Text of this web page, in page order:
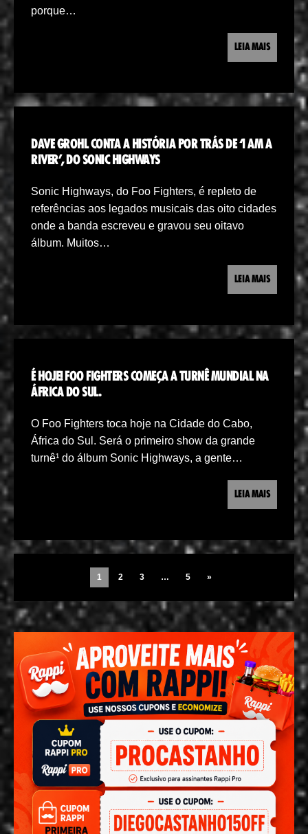
porque…
LEIA MAIS
DAVE GROHL CONTA A HISTÓRIA POR TRÁS DE ‘I AM A
RIVER’, DO SONIC HIGHWAYS
Sonic Highways, do Foo Fighters, é repleto de
referências aos legados musicais das oito cidades
onde a banda escreveu e gravou seu oitavo
álbum. Muitos…
LEIA MAIS
É HOJE! FOO FIGHTERS COMEÇA A TURNÊ MUNDIAL NA
ÁFRICA DO SUL.
O Foo Fighters toca hoje na Cidade do Cabo,
África do Sul. Será o primeiro show da grande
turnê¹ do álbum Sonic Highways, a gente…
LEIA MAIS
1 2 3 … 5 »